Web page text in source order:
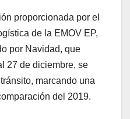
proporcionada por el
de la EMOV EP,
por Navidad, que
27 de diciembre, se
marcando una
del 2019.